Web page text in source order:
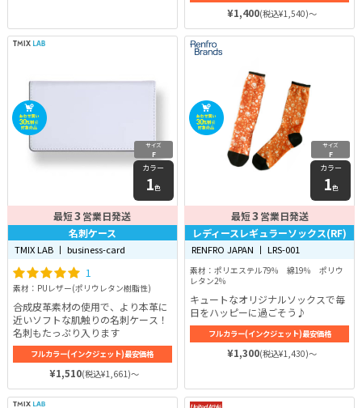
¥1,400(税込¥1,540)～
サイズ
F
カラー
1色
最短3 営業日発送
名刺ケース
TMIX LAB 丨 business-card
1
素材：PUレザー(ポリウレタン樹脂性)
合成皮革素材の使用で、より本革に
近いソフトな肌触りの名刺ケース！
名刺もたっぷり入ります
フルカラー(インクジェット)最安価格
¥1,510(税込¥1,661)～
サイズ
F
カラー
1色
最短3 営業日発送
レディースレギュラーソックス(RF)
RENFRO JAPAN 丨 LRS-001
素材：ポリエステル79％ 綿19％ ポリウ
レタン2％
キュートなオリジナルソックスで毎
日をハッピーに過ごそう♪
フルカラー(インクジェット)最安価格
¥1,300(税込¥1,430)～